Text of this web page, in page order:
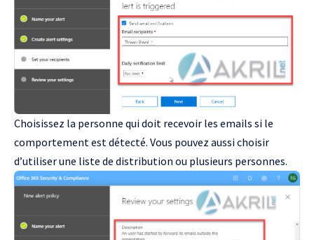
Choisissez la personne qui doit recevoir les emails si le
comportement est détecté. Vous pouvez aussi choisir
d’utiliser une liste de distribution ou plusieurs personnes.